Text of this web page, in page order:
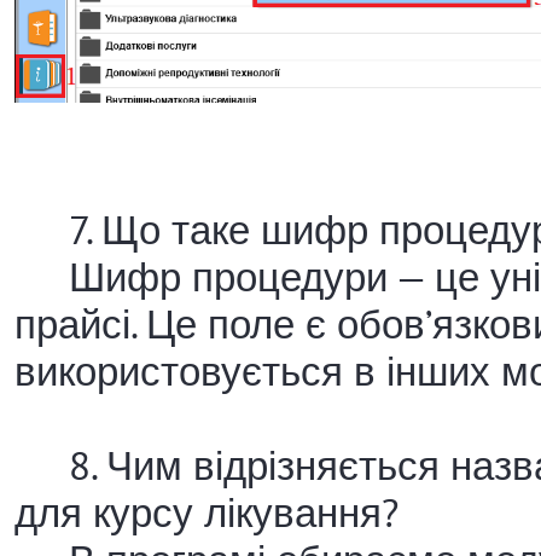
7. Що таке шифр
Шифр процедури — це
прайсі. Це поле є
використовується в інших
8. Чим відрізняється
для курсу лікування?